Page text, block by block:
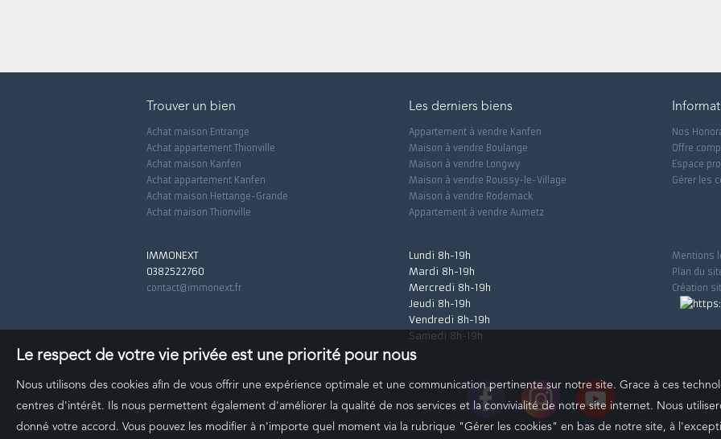
Trouver un bien
Achat maison Entrange
Achat appartement Thionville
Achat maison Kanfen
Achat appartement Kanfen
Achat maison Hettange-Grande
Achat maison Thionville
Les derniers biens
Appartement à vendre Kanfen
Maison à vendre Boulange
Maison à vendre Longwy
Maison à vendre Roussy-le-Village
Maison à vendre Rodemack
Appartement à vendre Aumetz
Nos
Offre
Espace
Gérer les
IMMONEXT
0382522760
contact@immonext.fr
Lundi 8h-19h
Mardi 8h-19h
Mercredi 8h-19h
Jeudi 8h-19h
Vendredi 8h-19h
Samedi 8h-19h
Mentions
Plan du
Création
Le respect de votre vie privée est une priorité pour nous
Nous utilisons des cookies afin de vous offrir une expérience optimale et une communication pertinente sur notre site. Grace à ces
centres d'intérêt. Ils nous permettent également d'améliorer la qualité de nos services et la convivialité de notre site internet. Nous
donné votre accord. Vous pouvez les modifier à n'importe quel moment via la rubrique "Gérer les cookies" en bas de notre site, à